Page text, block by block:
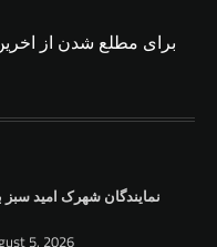
برای مطلع شدن از
نمايندگان شهرک امید سبز
5, 2026